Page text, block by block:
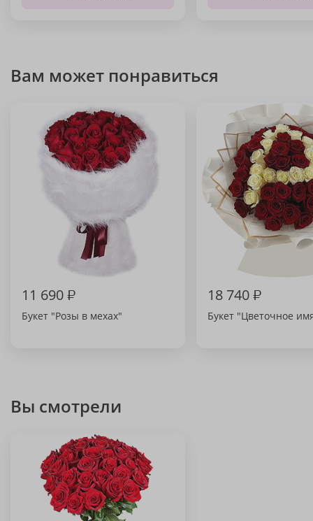
Вам может понравиться
11 690₽
Букет "Розы в мехах"
18 740₽
Букет "Цветочное
Вы смотрели